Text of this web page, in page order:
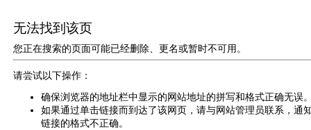
无法找到该页
您正在搜索的页面可能已经删除、更名或暂时不可用。
请尝试以下操作：
确保浏览器的地址栏中显示的网站地址的拼写和格式正确无误
如果通过单击链接而到达了该网页，请与网站管理员联系，通
链接的格式不正确。